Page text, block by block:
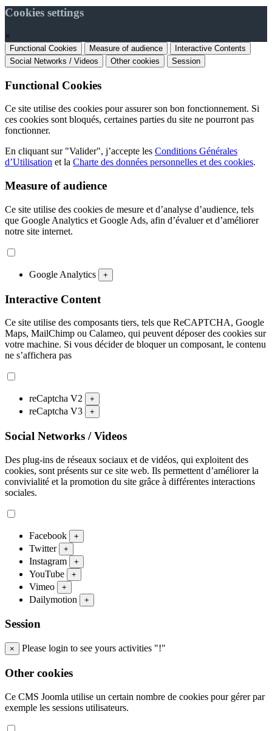
Cookies settings
×
Functional Cookies Measure of audience
Interactive Contents
Social Networks / Videos
Other cookies Session
Functional Cookies
Ce site utilise des cookies pour assurer son bon fonctionnement. Si
ces cookies sont bloqués, certaines parties du site ne pourront pas
fonctionner.
En cliquant sur "Valider", j’accepte les Conditions Générales
d’Utilisation et la Charte des données personnelles et des cookies.
Measure of audience
Ce site utilise des cookies de mesure et d’analyse d’audience, tels
que Google Analytics et Google Ads, afin d’évaluer et d’améliorer
notre site internet.
Google Analytics +
Interactive Content
Ce site utilise des composants tiers, tels que ReCAPTCHA, Google
Maps, MailChimp ou Calameo, qui peuvent déposer des cookies sur
votre machine. Si vous décider de bloquer un composant, le contenu
ne s’affichera pas
reCaptcha V2 +
reCaptcha V3 +
Social Networks / Videos
Des plug-ins de réseaux sociaux et de vidéos, qui exploitent des
cookies, sont présents sur ce site web. Ils permettent d’améliorer la
convivialité et la promotion du site grâce à différentes interactions
sociales.
Facebook +
Twitter +
Instagram +
YouTube +
Vimeo +
Dailymotion +
Session
× Please login to see yours activities "!"
Other cookies
Ce CMS Joomla utilise un certain nombre de cookies pour gérer par
exemple les sessions utilisateurs.